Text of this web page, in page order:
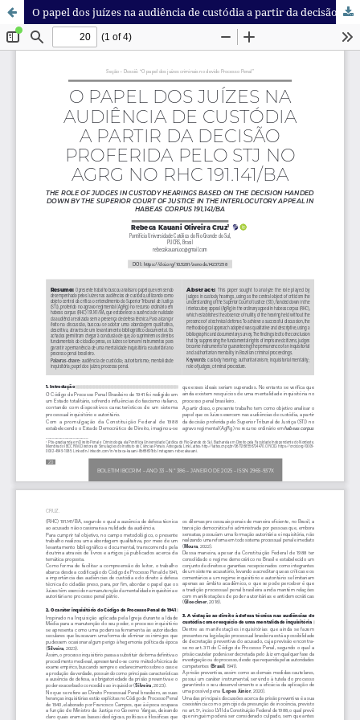
O papel dos juízes na audiência de custódia a partir da decisão proferida pelo STJ no AgRg no RHC 191.141/BA